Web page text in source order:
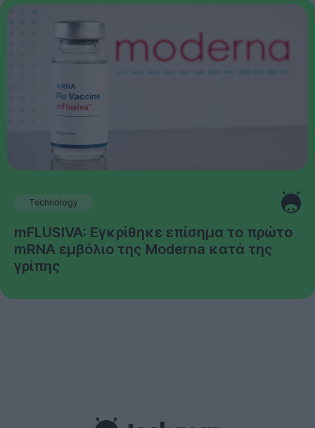
Technology
mFLUSIVA: Εγκρίθηκε επίσημα το πρώτο
mRNA εμβόλιο της Moderna κατά της
γρίπης